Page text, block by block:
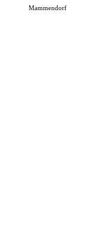
Mammendorf